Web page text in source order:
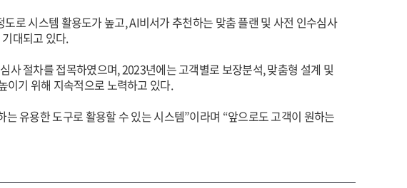
로 시스템 활용도가 높고, AI비서가 추천하는 맞춤 플랜 및 사전 인수심사
대되고 있다.
절차를 접목하였으며, 2023년에는 고객별로 보장분석, 맞춤형 설계 및
이기 위해 지속적으로 노력하고 있다.
유용한 도구로 활용할 수 있는 시스템”이라며 “앞으로도 고객이 원하는